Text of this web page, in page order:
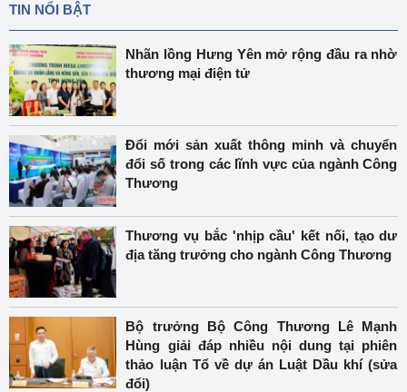
TIN NỔI BẬT
Nhãn lồng Hưng Yên mở rộng đầu ra nhờ
thương mại điện tử
Đổi mới sản xuất thông minh và chuyển
đổi số trong các lĩnh vực của ngành Công
Thương
Thương vụ bắc 'nhịp cầu' kết nối, tạo dư
địa tăng trưởng cho ngành Công Thương
Bộ trưởng Bộ Công Thương Lê Mạnh
Hùng giải đáp nhiều nội dung tại phiên
thảo luận Tổ về dự án Luật Dầu khí (sửa
đổi)